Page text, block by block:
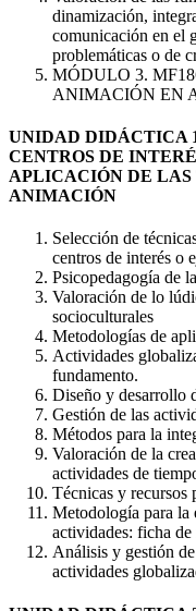
dinamización,
comunicación en el
problemáticas o de
MÓDULO 3.
ANIMACIÓN EN
UNIDAD DIDÁCTICA
CENTROS DE
APLICACIÓN DE LAS
ANIMACIÓN
Selección de
centros de interés o
Psicopedagogía de
Valoración de lo
socioculturales
Metodologías de
Actividades
fundamento.
Diseño y desarrollo
Gestión de las
Métodos para la
Valoración de la
actividades de
Técnicas y recursos
Metodología para la
actividades: ficha
Análisis y gestión
actividades